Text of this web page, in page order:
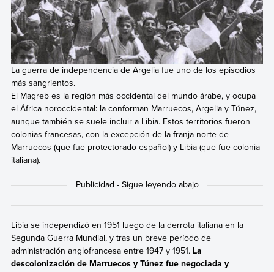
La guerra de independencia de Argelia fue uno de los episodios
más sangrientos.
El Magreb es la región más occidental del mundo árabe, y ocupa
el África noroccidental: la conforman Marruecos, Argelia y Túnez,
aunque también se suele incluir a Libia. Estos territorios fueron
colonias francesas, con la excepción de la franja norte de
Marruecos (que fue protectorado español) y Libia (que fue colonia
italiana).
Libia se independizó en 1951 luego de la derrota italiana en la
Segunda Guerra Mundial, y tras un breve período de
administración anglofrancesa entre 1947 y 1951. La
descolonización de Marruecos y Túnez fue negociada y